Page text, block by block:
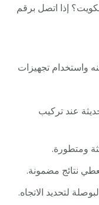
إذا اتصل برقم
واستخدام تجهيزات
عند تركيب
ومتطورة.
نتائج مضمونة.
لتحديد الاتجاه.